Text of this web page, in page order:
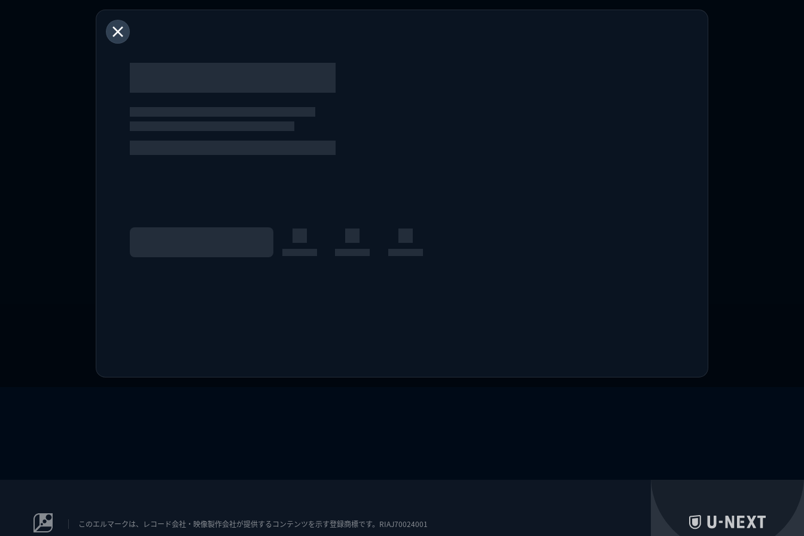
このエルマークは、レコード会社・映像製作会社が提供するコンテンツを示す登録商標です。RIAJ70024001